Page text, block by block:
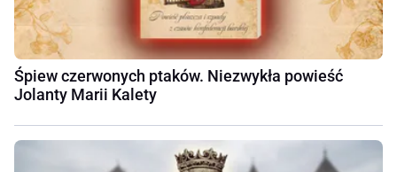
Śpiew czerwonych ptaków. Niezwykła powieść
Jolanty Marii Kalety